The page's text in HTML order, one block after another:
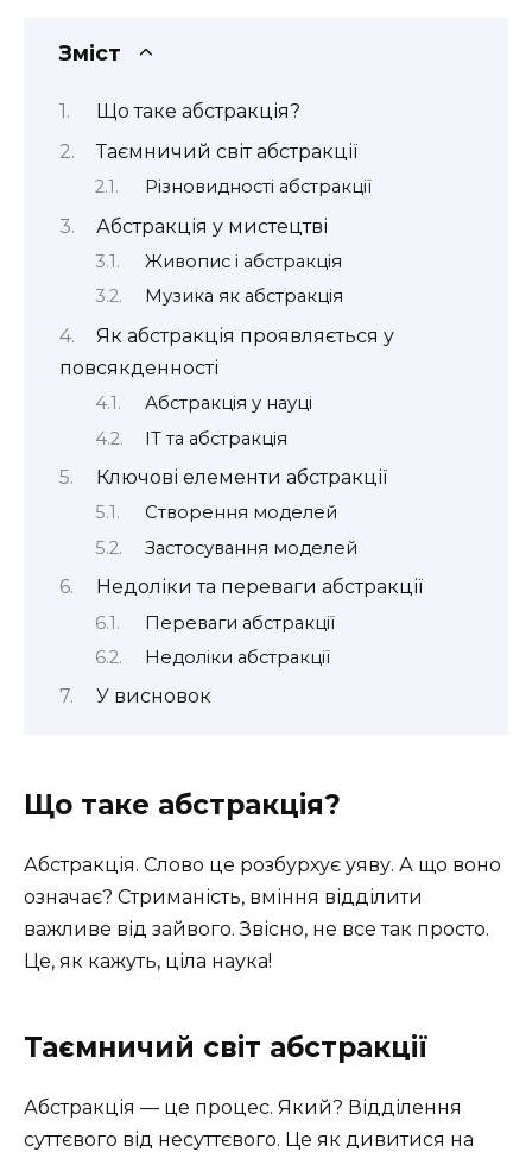
Зміст
Що таке абстракція?
Таємничий світ абстракції
Різновидності абстракції
Абстракція у мистецтві
Живопис і абстракція
Музика як абстракція
Як абстракція проявляється у
повсякденності
Абстракція у науці
ІТ та абстракція
Ключові елементи абстракції
Створення моделей
Застосування моделей
Недоліки та переваги абстракції
Переваги абстракції
Недоліки абстракції
У висновок
Що таке абстракція?
Абстракція. Слово це розбурхує уяву. А що воно
означає? Стриманість, вміння відділити
важливе від зайвого. Звісно, не все так просто.
Це, як кажуть, ціла наука!
Таємничий світ абстракції
Абстракція — це процес. Який? Відділення
суттєвого від несуттєвого. Це як дивитися на